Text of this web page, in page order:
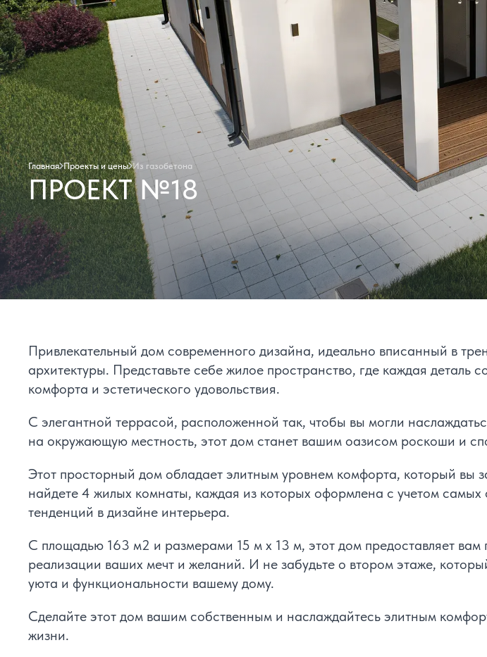
Главная Проекты и цены Из газобетона
ПРОЕКТ №18
Привлекательный дом современного дизайна, идеально вписанный в
архитектуры. Представьте себе жилое пространство, где каждая деталь
комфорта и эстетического удовольствия.
С элегантной террасой, расположенной так, чтобы вы могли
на окружающую местность, этот дом станет вашим оазисом роскоши и
Этот просторный дом обладает элитным уровнем комфорта, который вы
найдете 4 жилых комнаты, каждая из которых оформлена с учетом
тенденций в дизайне интерьера.
С площадью 163 м2 и размерами 15 м x 13 м, этот дом предоставляет вам
реализации ваших мечт и желаний. И не забудьте о втором этаже,
уюта и функциональности вашему дому.
Сделайте этот дом вашим собственным и наслаждайтесь элитным
жизни.